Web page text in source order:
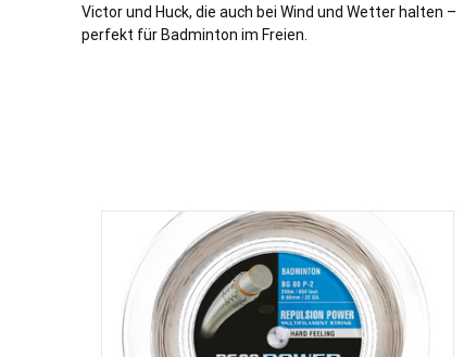
Victor und Huck, die auch bei Wind und Wetter halten –
perfekt für Badminton im Freien.